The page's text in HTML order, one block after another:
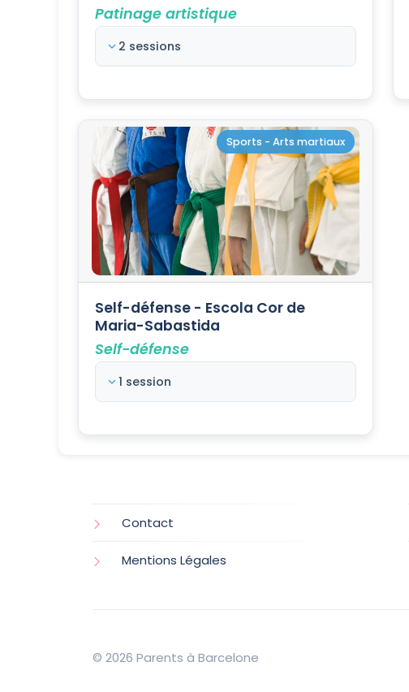
Patinage artistique
2 sessions
Sports - Arts martiaux
Self-défense - Escola Cor de
Maria-Sabastida
Self-défense
1 session
Contact
Mentions Légales
© 2026 Parents à Barcelone